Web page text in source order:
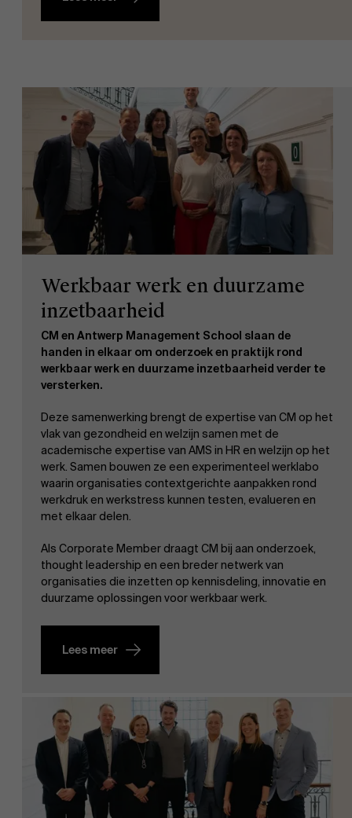
Werkbaar werk en duurzame
inzetbaarheid
CM en Antwerp Management School slaan de
handen in elkaar om onderzoek en praktijk rond
werkbaar werk en duurzame inzetbaarheid verder te
versterken.
Deze samenwerking brengt de expertise van CM op het
vlak van gezondheid en welzijn samen met de
academische expertise van AMS in HR en welzijn op het
werk. Samen bouwen ze een experimenteel werklabo
waarin organisaties contextgerichte aanpakken rond
werkdruk en werkstress kunnen testen, evalueren en
met elkaar delen.
Als Corporate Member draagt CM bij aan onderzoek,
thought leadership en een breder netwerk van
organisaties die inzetten op kennisdeling, innovatie en
duurzame oplossingen voor werkbaar werk.
Lees meer